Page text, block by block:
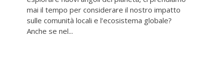
mai il tempo per considerare il nostro impatto
sulle comunità locali e l’ecosistema globale?
Anche se nel...